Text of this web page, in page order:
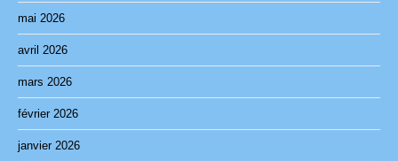
mai 2026
avril 2026
mars 2026
février 2026
janvier 2026